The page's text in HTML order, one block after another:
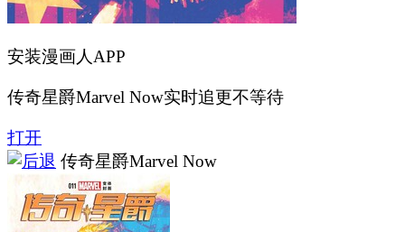
安装漫画人APP
传奇星爵Marvel Now实时追更不等待
打开
传奇星爵Marvel Now